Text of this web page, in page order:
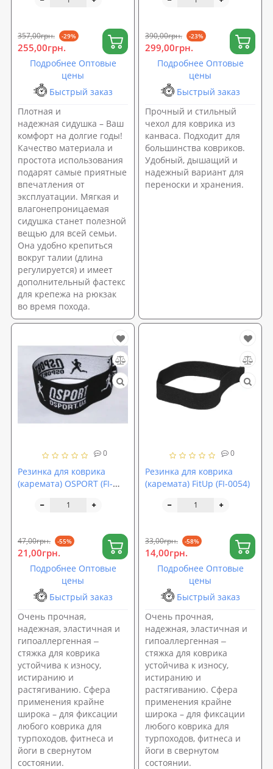
поход 34х38х1см OSPORT
357,00грн. -29%
255,00грн.
Подробнее Оптовые
цены
Быстрый заказ
Плотная и
надежная сидушка – Ваш
комфорт на долгие годы!
Качество материала и
простота использования
подарят самые приятные
впечатления от
эксплуатации. Мягкая и
влагонепроницаемая
сидушка станет полезной
вещью для всей семьи.
Она удобно крепиться
вокруг талии (длина
регулируется) и имеет
дополнительный фастекс
для крепежа на рюкзак
во время похода.
из канваса OSPORT (OF-
390,00грн. -23%
299,00грн.
Подробнее Оптовые
цены
Быстрый заказ
Прочный и стильный
чехол для коврика из
канваса. Подходит для
большинства ковриков.
Удобный, дышащий и
надежный вариант для
переноски и хранения.
0
Резинка для коврика
(каремата) OSPORT (FI-
47,00грн. -55%
21,00грн.
Подробнее Оптовые
цены
Быстрый заказ
Очень прочная,
надежная, эластичная и
гипоаллергенная ‒
стяжка для коврика
устойчива к износу,
истиранию и
растягиванию. Сфера
применения крайне
широка – для фиксации
любого коврика для
турпоходов, фитнеса и
йоги в свернутом
состоянии.
0
Резинка для коврика
(каремата) FitUp (FI-0054)
33,00грн. -58%
14,00грн.
Подробнее Оптовые
цены
Быстрый заказ
Очень прочная,
надежная, эластичная и
гипоаллергенная ‒
стяжка для коврика
устойчива к износу,
истиранию и
растягиванию. Сфера
применения крайне
широка – для фиксации
любого коврика для
турпоходов, фитнеса и
йоги в свернутом
состоянии.